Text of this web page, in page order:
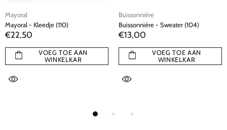
Mayoral
Mayoral - Kleedje (110)
€22,50
VOEG TOE AAN
WINKELKAR
Buissonnière
Buissonnière - Sweater (104)
€13,00
VOEG TOE AAN
WINKELKAR